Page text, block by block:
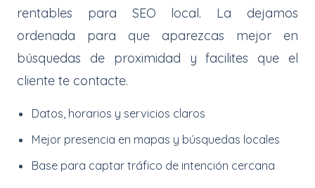
rentables para SEO local. La dejamos
ordenada para que aparezcas mejor en
búsquedas de proximidad y facilites que el
cliente te contacte.
Datos, horarios y servicios claros
Mejor presencia en mapas y búsquedas locales
Base para captar tráfico de intención cercana